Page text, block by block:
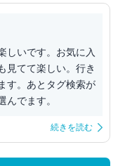
しいです。お気に入
見てて楽しい。行き
す。あとタグ検索が
でます。
続きを読む